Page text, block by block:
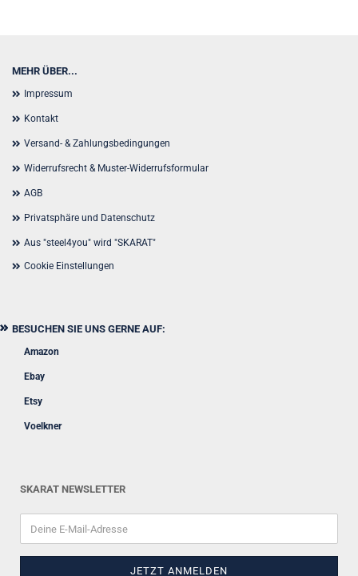
MEHR ÜBER...
Impressum
Kontakt
Versand- & Zahlungsbedingungen
Widerrufsrecht & Muster-Widerrufsformular
AGB
Privatsphäre und Datenschutz
Aus "steel4you" wird "SKARAT"
Cookie Einstellungen
BESUCHEN SIE UNS GERNE AUF:
Amazon
Ebay
Etsy
Voelkner
SKARAT NEWSLETTER